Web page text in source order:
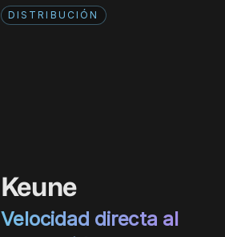
DISTRIBUCIÓN
Keune
Velocidad directa al